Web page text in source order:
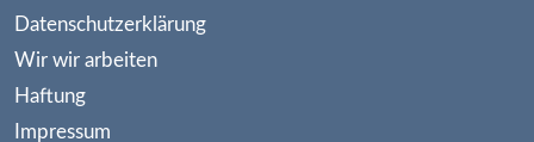
Datenschutzerklärung
Wir wir arbeiten
Haftung
Impressum